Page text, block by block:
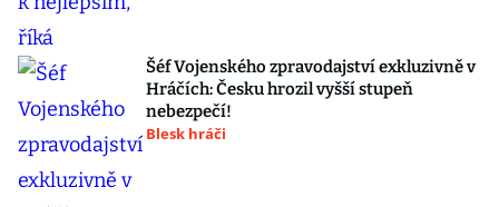
Šéf Vojenského zpravodajství exkluzivně v
Hráčích: Česku hrozil vyšší stupeň
nebezpečí!
Blesk hráči